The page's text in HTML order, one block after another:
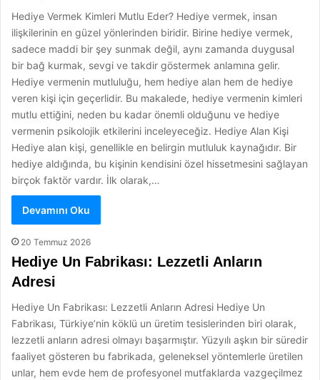
Hediye Vermek Kimleri Mutlu Eder? Hediye vermek, insan
ilişkilerinin en güzel yönlerinden biridir. Birine hediye vermek,
sadece maddi bir şey sunmak değil, aynı zamanda duygusal
bir bağ kurmak, sevgi ve takdir göstermek anlamına gelir.
Hediye vermenin mutluluğu, hem hediye alan hem de hediye
veren kişi için geçerlidir. Bu makalede, hediye vermenin kimleri
mutlu ettiğini, neden bu kadar önemli olduğunu ve hediye
vermenin psikolojik etkilerini inceleyeceğiz. Hediye Alan Kişi
Hediye alan kişi, genellikle en belirgin mutluluk kaynağıdır. Bir
hediye aldığında, bu kişinin kendisini özel hissetmesini sağlayan
birçok faktör vardır. İlk olarak,…
Devamını Oku
20 Temmuz 2026
Hediye Un Fabrikası: Lezzetli Anların
Adresi
Hediye Un Fabrikası: Lezzetli Anların Adresi Hediye Un
Fabrikası, Türkiye’nin köklü un üretim tesislerinden biri olarak,
lezzetli anların adresi olmayı başarmıştır. Yüzyılı aşkın bir süredir
faaliyet gösteren bu fabrikada, geleneksel yöntemlerle üretilen
unlar, hem evde hem de profesyonel mutfaklarda vazgeçilmez